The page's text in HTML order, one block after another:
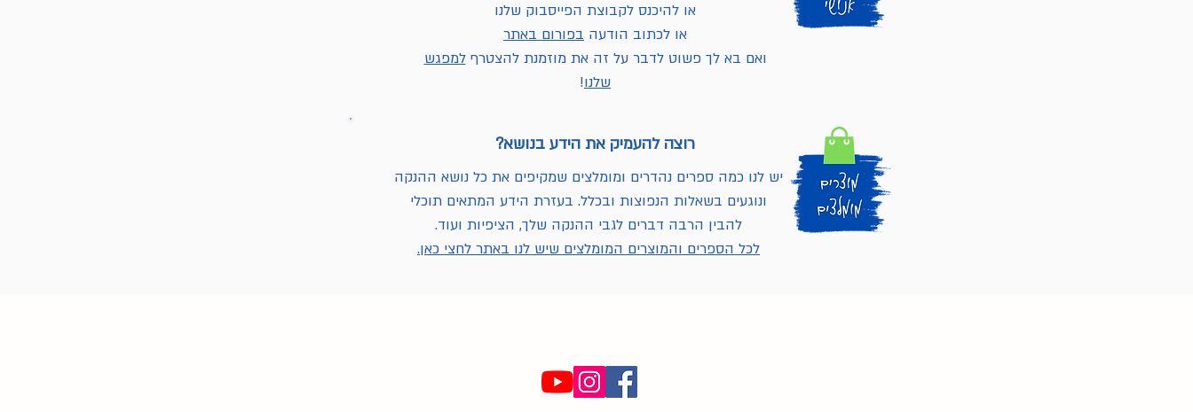
או להיכנס לקבוצת הפייסבוק שלנו
או לכתוב הודעה בפורום באתר
ואם בא לך פשוט לדבר על זה את מוזמנת להצטרףלמפגש
שלנו!
רוצה להעמיק את הידע בנושא?
יש לנו כמה ספרים נהדרים ומומלצים שמקיפים את כל נושא ההנקה
ונוגעים בשאלות הנפוצות ובכלל. בעזרת הידע המתאים תוכלי
להבין הרבה דברים לגבי ההנקה שלך, הציפיות ועוד.
לכל הספרים והמוצרים המומלצים שיש לנו באתר לחצי כאן.